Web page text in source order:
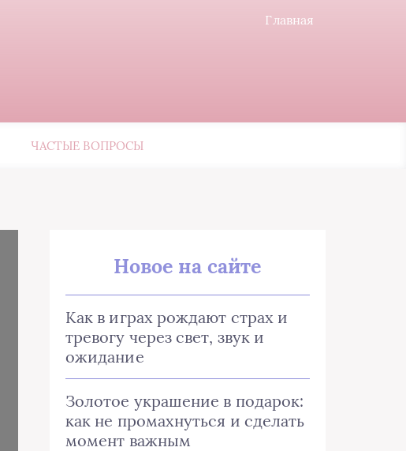
Главная
ЧАСТЫЕ ВОПРОСЫ
Новое на сайте
Как в играх рождают страх и
тревогу через свет, звук и
ожидание
Золотое украшение в подарок:
как не промахнуться и сделать
момент важным